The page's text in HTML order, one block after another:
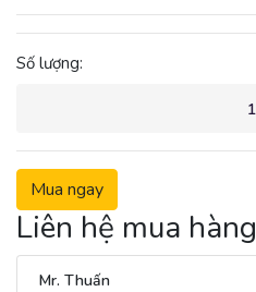
Số lượng:
Mua ngay
Liên hệ mua hàng
Mr. Thuấn